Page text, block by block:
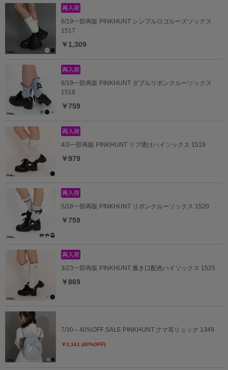
6/19一部再販 PINKHUNT シンプルロゴルーズソックス
1517
￥1,309
6/19一部再販 PINKHUNT ダブルリボンクルーソックス
1518
￥759
4/3一部再販 PINKHUNT リブ透けハイソックス 1519
￥979
5/18一部再販 PINKHUNT リボンクルーソックス 1520
￥759
3/23一部再販 PINKHUNT 履き口配色ハイソックス 1525
￥869
7/30～40%OFF SALE PINKHUNT クマ耳リュック 1349
￥3,161 (40%OFF)